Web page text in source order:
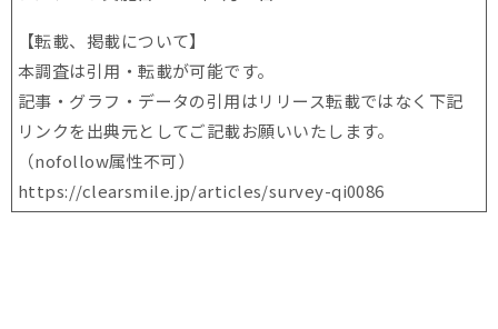
【転載、掲載について】
本調査は引用・転載が可能です。
記事・グラフ・データの引用はリリース転載ではなく下記
リンクを出典元としてご記載お願いいたします。
（nofollow属性不可）
https://clearsmile.jp/articles/survey-qi0086